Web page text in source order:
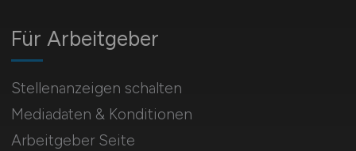
Für Arbeitgeber
Stellenanzeigen schalten
Mediadaten & Konditionen
Arbeitgeber Seite